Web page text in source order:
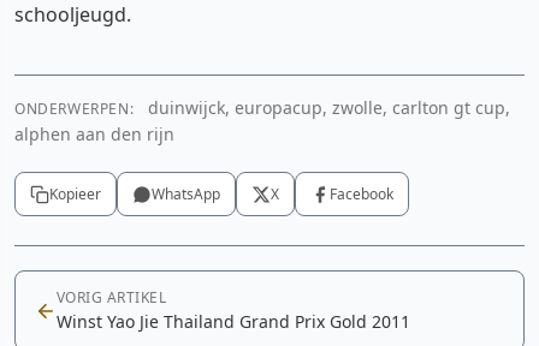
schooljeugd.
ONDERWERPEN:
duinwijck, europacup, zwolle, carlton gt cup,
alphen aan den rijn
Kopieer WhatsApp X Facebook
VORIG ARTIKEL
Winst Yao Jie Thailand Grand Prix Gold 2011